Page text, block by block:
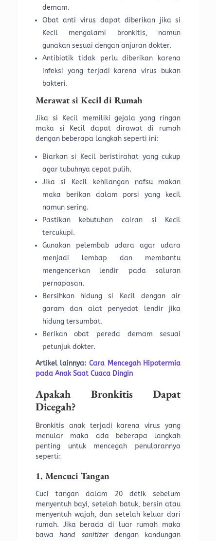
demam.
Obat anti virus dapat diberikan jika si
Kecil mengalami bronkitis, namun
gunakan sesuai dengan anjuran dokter.
Antibiotik tidak perlu diberikan karena
infeksi yang terjadi karena virus bukan
bakteri.
Merawat si Kecil di Rumah
Jika si Kecil memiliki gejala yang ringan
maka si Kecil dapat dirawat di rumah
dengan beberapa langkah seperti ini:
Biarkan si Kecil beristirahat yang cukup
agar tubuhnya cepat pulih.
Jika si Kecil kehilangan nafsu makan
maka berikan dalam porsi yang kecil
namun sering.
Pastikan kebutuhan cairan si Kecil
tercukupi.
Gunakan pelembab udara agar udara
menjadi lembap dan membantu
mengencerkan lendir pada saluran
pernapasan.
Bersihkan hidung si Kecil dengan air
garam dan alat penyedot lendir jika
hidung tersumbat.
Berikan obat pereda demam sesuai
petunjuk dokter.
Artikel lainnya: Cara Mencegah Hipotermia
pada Anak Saat Cuaca Dingin
Apakah Bronkitis Dapat
Dicegah?
Bronkitis anak terjadi karena virus yang
menular maka ada beberapa langkah
penting untuk mencegah penularannya
seperti:
1. Mencuci Tangan
Cuci tangan dalam 20 detik sebelum
menyentuh bayi, setelah batuk, bersin atau
menyentuh wajah, dan setelah keluar dari
rumah. Jika berada di luar rumah maka
bawahand sanitizer dengan kandungan